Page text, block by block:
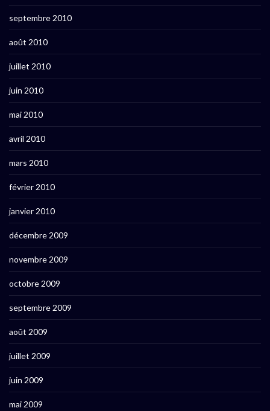
septembre 2010
août 2010
juillet 2010
juin 2010
mai 2010
avril 2010
mars 2010
février 2010
janvier 2010
décembre 2009
novembre 2009
octobre 2009
septembre 2009
août 2009
juillet 2009
juin 2009
mai 2009